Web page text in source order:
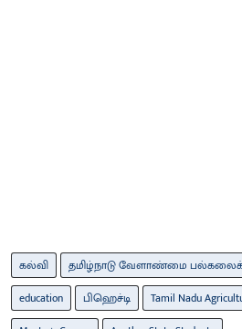
கல்வி தமிழ்நாடு வேளாண்மை
education
பிஹெச்டி Tamil Nadu